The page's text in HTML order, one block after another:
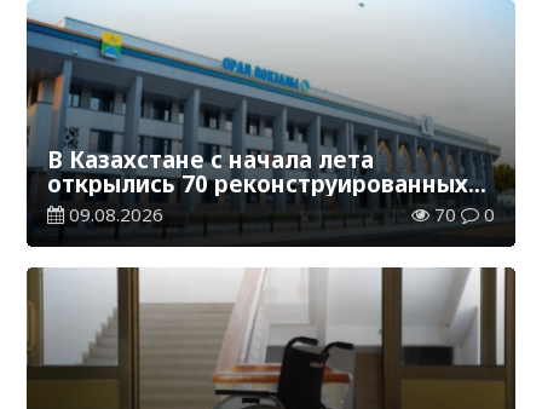
В Казахстане с начала лета
открылись 70 реконструированных
железнодорожных вокзалов
09.08.2026 70 0